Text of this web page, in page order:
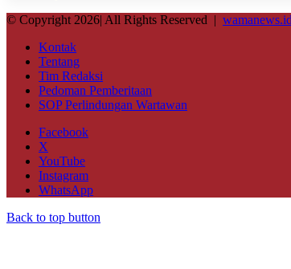
© Copyright 2026| All Rights Reserved | wamanews.id
Kontak
Tentang
Tim Redaksi
Pedoman Pemberitaan
SOP Perlindungan Wartawan
Facebook
X
YouTube
Instagram
WhatsApp
Back to top button